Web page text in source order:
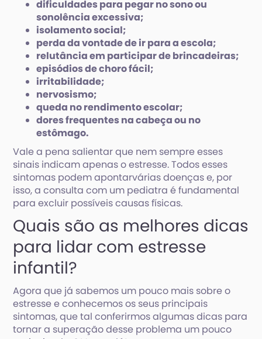
dificuldades para pegar no sono ou
sonolência excessiva;
isolamento social;
perda da vontade de ir para a escola;
relutância em participar de brincadeiras;
episódios de choro fácil;
irritabilidade;
nervosismo;
queda no rendimento escolar;
dores frequentes na cabeça ou no
estômago.
Vale a pena salientar que nem sempre esses
sinais indicam apenas o estresse. Todos esses
sintomas podem apontarvárias doenças e, por
isso, a consulta com um pediatra é fundamental
para excluir possíveis causas físicas.
Quais são as melhores dicas
para lidar com estresse
infantil?
Agora que já sabemos um pouco mais sobre o
estresse e conhecemos os seus principais
sintomas, que tal conferirmos algumas dicas para
tornar a superação desse problema um pouco